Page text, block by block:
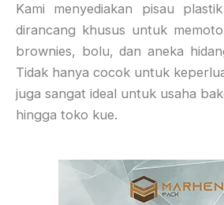
Kami menyediakan pisau
dirancang khusus untuk
brownies, bolu, dan aneka
Tidak hanya cocok untuk
juga sangat ideal untuk usaha
hingga toko kue.